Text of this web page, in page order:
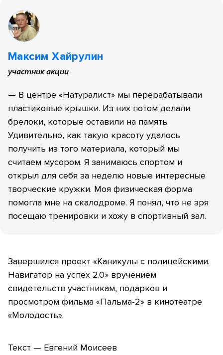
Максим Хайрулин
участник акции
— В центре «Натуралист» мы перерабатывали
пластиковые крышки. Из них потом делали
брелоки, которые оставили на память.
Удивительно, как такую красоту удалось
получить из того материала, который мы
считаем мусором. Я занимаюсь спортом и
открыл для себя за неделю новые интересные
творческие кружки. Моя физическая форма
помогла мне на скалодроме. Я понял, что не зря
посещаю тренировки и хожу в спортивный зал.
Завершился проект «Каникулы с полицейскими.
Навигатор на успех 2.0» вручением
свидетельств участникам, подарков и
просмотром фильма «Пальма-2» в кинотеатре
«Молодость».
Текст — Евгений Моисеев